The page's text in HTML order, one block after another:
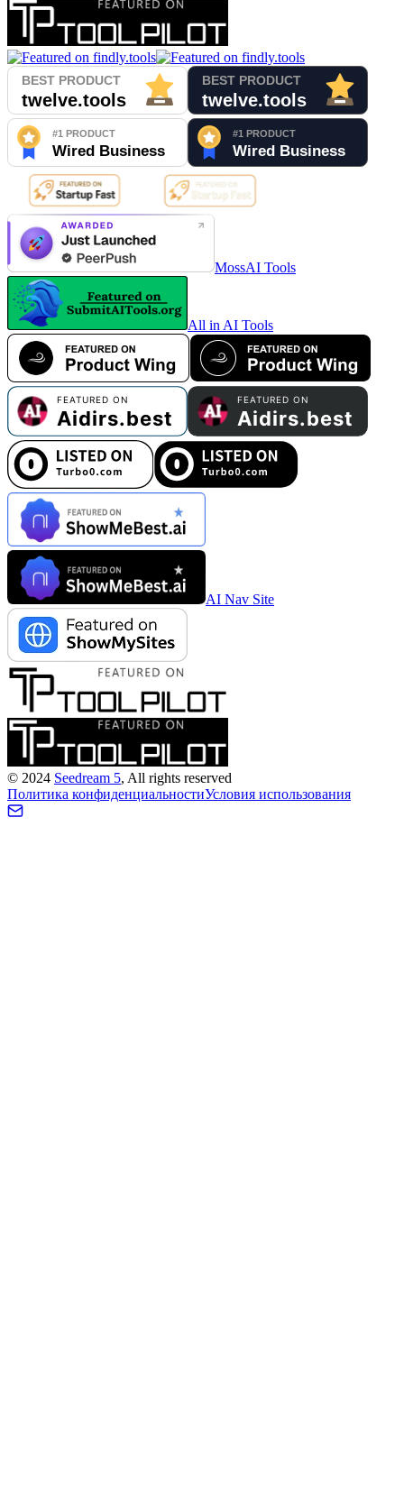
MossAI Tools
All in AI Tools
AI Nav Site
© 2024 Seedream 5, All rights reserved
Политика конфиденциальностиУсловия использования